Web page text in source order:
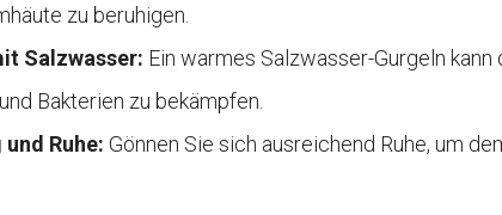
zu beruhigen.
Salzwasser: Ein warmes Salzwasser-Gurgeln kann
Bakterien zu bekämpfen.
Ruhe: Gönnen Sie sich ausreichend Ruhe, um